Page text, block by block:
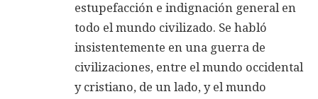
estupefacción e indignación general en
todo el mundo civilizado. Se habló
insistentemente en una guerra de
civilizaciones, entre el mundo occidental
y cristiano, de un lado, y el mundo